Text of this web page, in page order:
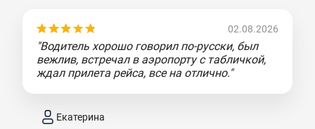
02.08.2026
"Водитель хорошо говорил по-русски, был
вежлив, встречал в аэропорту с табличкой,
ждал прилета рейса, все на отлично."
Екатерина